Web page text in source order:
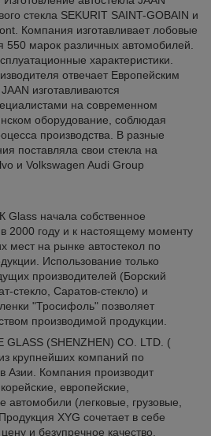
стекла SEKURIT SAINT-GOBAIN и
Компания изготавливает лобовые
550 марок различных автомобилей.
характеристики.
отвечает Европейским
изготавливаются
на современном
оборудование, соблюдая
производства. В разные
поставляла свои стекла на
и Volkswagen Audi Group
Glass начала собственное
в 2000 году и к настоящему моменту
мест на рынке автостекол по
Использование только
производителей (Борский
стекло, Саратов-стекло) и
"Тросифоль" позволяет
производимой продукции.
GLASS (SHENZHEN) CO. LTD. (
крупнейших компаний по
Азии. Компания производит
европейские,
автомобили (легковые, грузовые,
XYG сочетает в себе
и безупречное качество,